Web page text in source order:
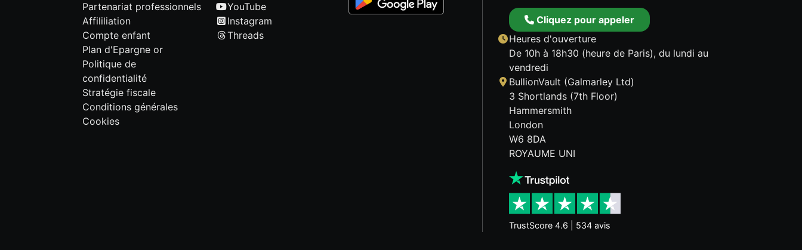
Partenariat professionnels
Affililiation
Compte enfant
Plan d'Epargne or
Politique de
confidentialité
Stratégie fiscale
Conditions générales
Cookies
YouTube
Instagram
Threads
Cliquez pour appeler
Heures d'ouverture
De 10h à 18h30 (heure de Paris), du lundi au
vendredi
BullionVault (Galmarley Ltd)
3 Shortlands (7th Floor)
Hammersmith
London
W6 8DA
ROYAUME UNI
TrustScore 4.6 | 534 avis